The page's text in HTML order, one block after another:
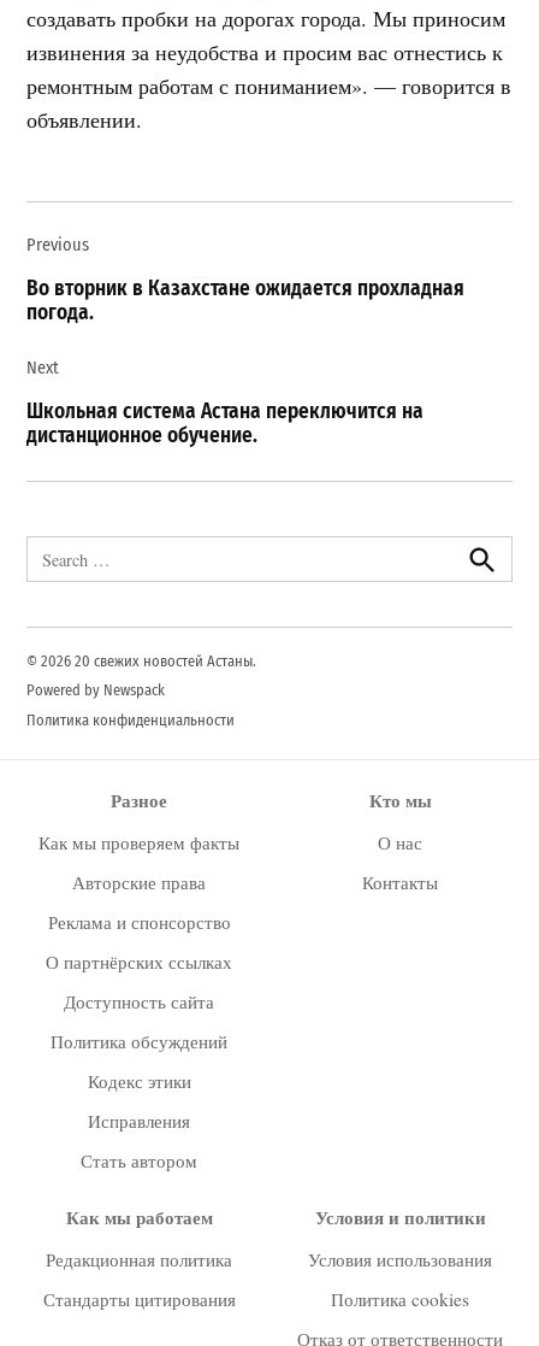
создавать пробки на дорогах города. Мы приносим
извинения за неудобства и просим вас отнестись к
ремонтным работам с пониманием». — говорится в
объявлении.
по
записям
Previous
Во вторник в Казахстане ожидается прохладная
погода.
Next
Школьная система Астана переключится на
дистанционное обучение.
for:
Search
© 2026 20 свежих новостей Астаны.
Powered by Newspack
Политика конфиденциальности
Разное
Как мы проверяем факты
Авторские права
Реклама и спонсорство
О партнёрских ссылках
Доступность сайта
Политика обсуждений
Кодекс этики
Исправления
Стать автором
Кто мы
О нас
Контакты
Как мы работаем
Редакционная политика
Стандарты цитирования
Условия и политики
Условия использования
Политика cookies
Отказ от ответственности